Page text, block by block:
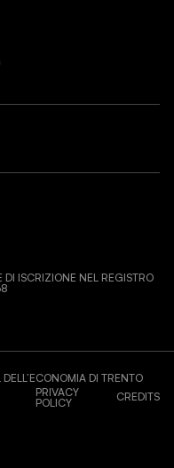
ISCRIZIONE NEL REGISTRO
DI TRENTO
PRIVACY
POLICY
CREDITS